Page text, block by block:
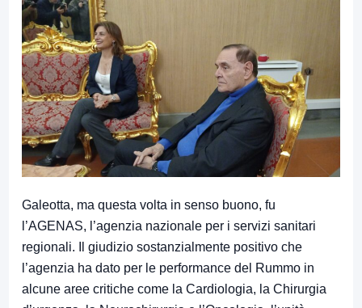
Galeotta, ma questa volta in senso buono, fu
l’AGENAS, l’agenzia nazionale per i servizi sanitari
regionali. Il giudizio sostanzialmente positivo che
l’agenzia ha dato per le performance del Rummo in
alcune aree critiche come la Cardiologia, la Chirurgia